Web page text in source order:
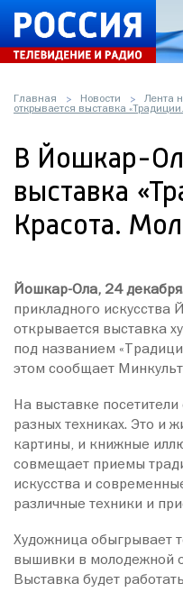
Главная Новости Лента
открывается выставка
В Йошкар-
выставка
Красота.
Йошкар-Ола, 24
прикладного искусства
открывается выставка
под названием
этом сообщает
На выставке
разных техниках. Это и
картины, и книжные
совмещает приемы
искусства и
различные техники и
Художница обыгрывает
вышивки в молодежной
Выставка будет